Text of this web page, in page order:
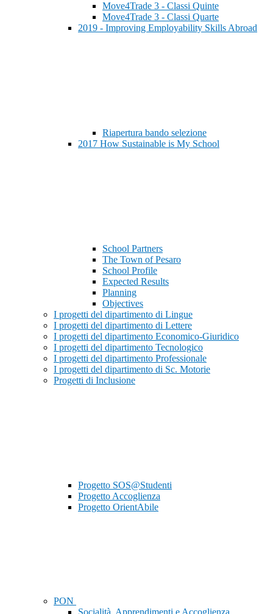
Move4Trade 3 - Classi Quinte
Move4Trade 3 - Classi Quarte
2019 - Improving Employability Skills Abroad
Riapertura bando selezione
2017 How Sustainable is My School
School Partners
The Town of Pesaro
School Profile
Expected Results
Planning
Objectives
I progetti del dipartimento di Lingue
I progetti del dipartimento di Lettere
I progetti del dipartimento Economico-Giuridico
I progetti del dipartimento Tecnologico
I progetti del dipartimento Professionale
I progetti del dipartimento di Sc. Motorie
Progetti di Inclusione
Progetto SOS@Studenti
Progetto Accoglienza
Progetto OrientAbile
PON